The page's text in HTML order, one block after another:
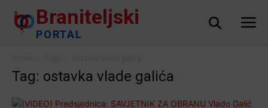
Braniteljski
PORTAL
Tag: ostavka vlade galića